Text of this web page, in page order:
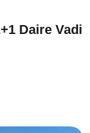
Daire Vadi